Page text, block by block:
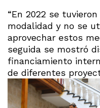
“En 2022 se
modalidad y no se
aprovechar estos
seguida se mostró
financiamiento
de diferentes